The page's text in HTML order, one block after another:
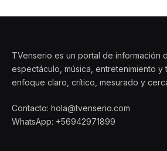
TVenserio es un portal de información
espectáculo, música, entretenimiento y
enfoque claro, crítico, mesurado y
Contacto: hola@tvenserio.com
WhatsApp: +56942971899